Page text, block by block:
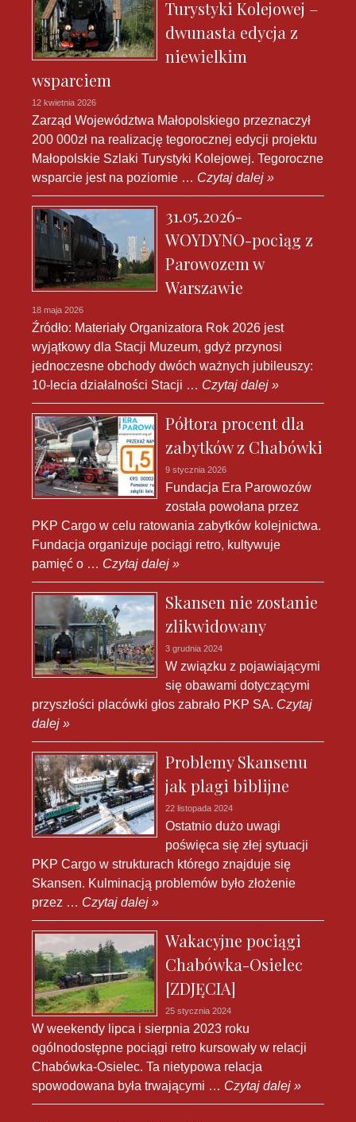
Turystyki Kolejowej –
dwunasta edycja z
niewielkim
wsparciem
12 kwietnia 2026
Zarząd Województwa Małopolskiego przeznaczył
200 000zł na realizację tegorocznej edycji projektu
Małopolskie Szlaki Turystyki Kolejowej. Tegoroczne
wsparcie jest na poziomie … Czytaj dalej »
31.05.2026-
WOYDYNO-pociąg z
Parowozem w
Warszawie
18 maja 2026
Źródło: Materiały Organizatora Rok 2026 jest
wyjątkowy dla Stacji Muzeum, gdyż przynosi
jednoczesne obchody dwóch ważnych jubileuszy:
10-lecia działalności Stacji … Czytaj dalej »
Półtora procent dla
zabytków z Chabówki
9 stycznia 2026
Fundacja Era Parowozów
została powołana przez
PKP Cargo w celu ratowania zabytków kolejnictwa.
Fundacja organizuje pociągi retro, kultywuje
pamięć o … Czytaj dalej »
Skansen nie zostanie
zlikwidowany
3 grudnia 2024
W związku z pojawiającymi
się obawami dotyczącymi
przyszłości placówki głos zabrało PKP SA. Czytaj
dalej »
Problemy Skansenu
jak plagi biblijne
22 listopada 2024
Ostatnio dużo uwagi
poświęca się złej sytuacji
PKP Cargo w strukturach którego znajduje się
Skansen. Kulminacją problemów było złożenie
przez … Czytaj dalej »
Wakacyjne pociągi
Chabówka-Osielec
[ZDJĘCIA]
25 stycznia 2024
W weekendy lipca i sierpnia 2023 roku
ogólnodostępne pociągi retro kursowały w relacji
Chabówka-Osielec. Ta nietypowa relacja
spowodowana była trwającymi … Czytaj dalej »